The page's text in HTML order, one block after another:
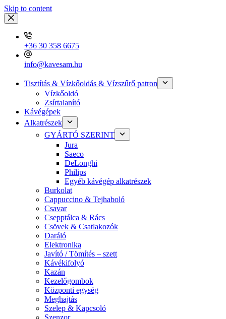
Skip to content
+36 30 358 6675
info@kavesam.hu
Tisztítás & Vízkőoldás & Vízszűrő patron
Vízkőoldó
Zsírtalanító
Kávégépek
Alkatrészek
GYÁRTÓ SZERINT
Jura
Saeco
DeLonghi
Philips
Egyéb kávégép alkatrészek
Burkolat
Cappuccino & Tejhaboló
Csavar
Csepptálca & Rács
Csövek & Csatlakozók
Daráló
Elektronika
Javító / Tömítés – szett
Kávékifolyó
Kazán
Kezelőgombok
Központi egység
Meghajtás
Szelep & Kapcsoló
Szenzor